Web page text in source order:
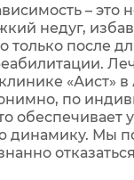
– это
недуг,
только после
«Аист»
по
обеспечивает
динамику. Мы